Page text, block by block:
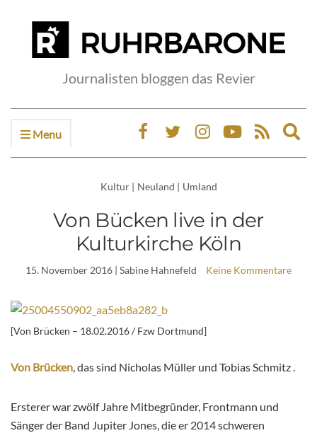
Journalisten bloggen das Revier
Menu
Kultur | Neuland | Umland
Von Bücken live in der
Kulturkirche Köln
15. November 2016 | Sabine Hahnefeld Keine Kommentare
[Von Brücken – 18.02.2016 / Fzw Dortmund]
Von Brücken, das sind Nicholas Müller und Tobias Schmitz .
Ersterer war zwölf Jahre Mitbegründer, Frontmann und
Sänger der Band Jupiter Jones, die er 2014 schweren